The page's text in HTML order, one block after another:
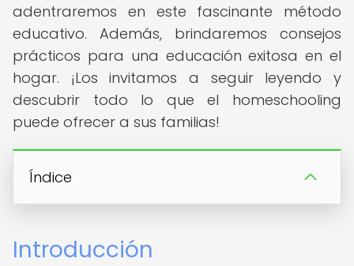
adentraremos en este fascinante método
educativo. Además, brindaremos consejos
prácticos para una educación exitosa en el
hogar. ¡Los invitamos a seguir leyendo y
descubrir todo lo que el homeschooling
puede ofrecer a sus familias!
Índice
Introducción